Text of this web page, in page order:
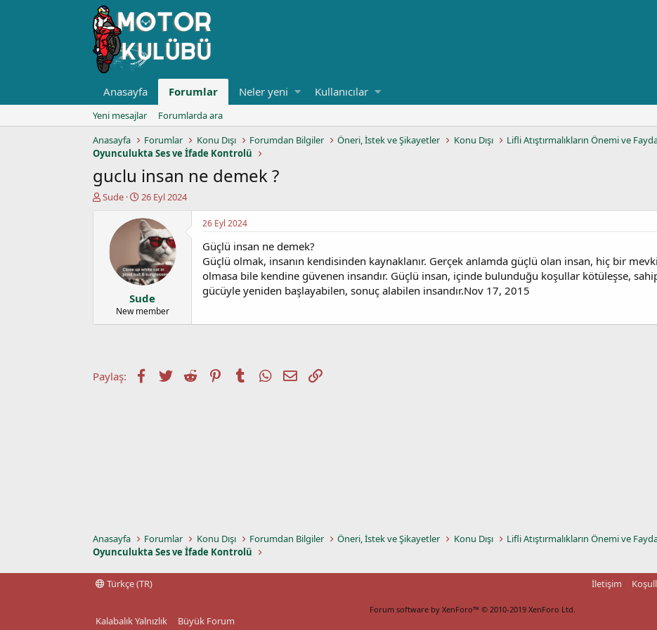
Anasayfa Forumlar Neler yeni Kullanıcılar
Yeni mesajlar
Forumlarda ara
Anasayfa
Forumlar Konu Dışı Forumdan Bilgiler Öneri, İstek ve Şikayetler Konu Dışı Lifli Atıştırmalıkların Önemi ve
Oyunculukta Ses ve İfade Kontrolü
guclu insan ne demek ?
K
a
Sude
B
ş
l
a
n
g
ı
ç
t
a
i
26 Eyl 2024
Sude
New member
26 Eyl 2024
Güçlü insan ne demek?
Güçlü olmak, insanın kendisinden kaynaklanır. Gerçek anlamda güçlü olan insan, hiç bir
olmasa bile kendine güvenen insandır. Güçlü insan, içinde bulunduğu koşullar kötüleşse,
gücüyle yeniden başlayabilen, sonuç alabilen insandır.Nov 17, 2015
Paylaş: Facebook
TwitterReddit PinterestTumblrWhatsApp
E-postaLink
Anasayfa Forumlar Konu Dışı Forumdan Bilgiler Öneri, İstek ve Şikayetler Konu Dışı Lifli Atıştırmalıkların Önemi ve
Oyunculukta Ses ve İfade Kontrolü
Türkçe (TR) İletişim
Forum software by XenForo™ © 2010-2019 XenForo Ltd.
Kalabalık Yalnızlık Büyük Forum